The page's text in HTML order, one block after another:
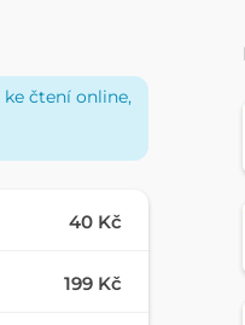
ke čtení online,
40 Kč
199 Kč